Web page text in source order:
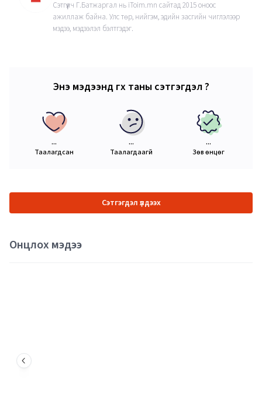
Сэтгүүлч Г.Батжаргал нь iToim.mn сайтад 2015 оноос
ажиллаж байна. Улс төр, нийгэм, эдийн засгийн чиглэлээр
мэдээ, мэдээлэл бэлтгэдэг.
Энэ мэдээнд өгөх таны сэтгэгдэл ?
...
Таалагдсан
...
Таалагдаагүй
...
Зөв өнцөг
Сэтгэгдэл үлдээх
Онцлох мэдээ